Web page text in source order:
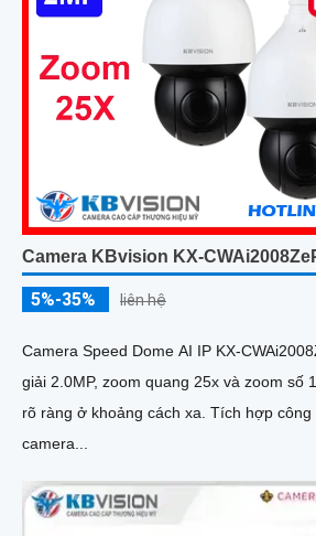
Camera KBvision KX-
5%-35% liên hệ
Camera Speed Dome AI IP KX-
giải 2.0MP, zoom quang 25x và zoom số
rõ ràng ở khoảng cách xa. Tích hợp công nghệ AI hiện đại,
camera...